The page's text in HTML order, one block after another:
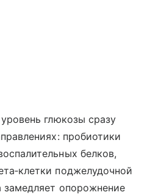
глюкозы сразу
пробиотики
белков,
поджелудочной
опорожнение